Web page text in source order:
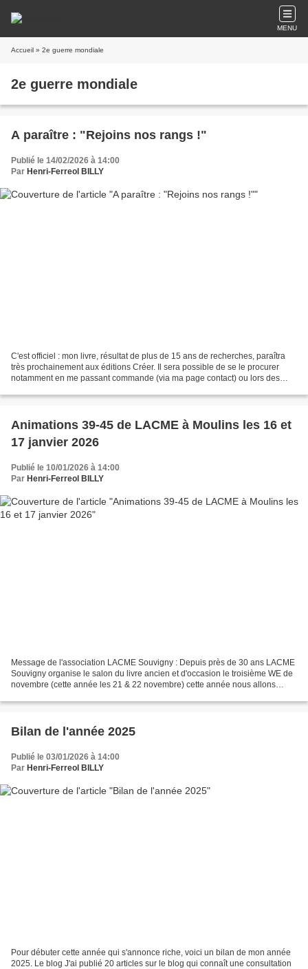
MENU
Accueil » 2e guerre mondiale
2e guerre mondiale
A paraître : "Rejoins nos rangs !"
Publié le 14/02/2026 à 14:00
Par Henri-Ferreol BILLY
C'est officiel : mon livre, résultat de plus de 15 ans de recherches, paraîtra
très prochainement aux éditions Créer. Il sera possible de se le procurer
notamment en me passant commande (via ma page contact) ou lors des
Animations 39-45 de LACME à Moulins les 16 et
17 janvier 2026
Publié le 10/01/2026 à 14:00
Par Henri-Ferreol BILLY
Message de l'association LACME Souvigny : Depuis près de 30 ans LACME
Souvigny organise le salon du livre ancien et d'occasion le troisième WE de
novembre (cette année les 21 & 22 novembre) cette année nous allons
Bilan de l'année 2025
Publié le 03/01/2026 à 14:00
Par Henri-Ferreol BILLY
Pour débuter cette année qui s'annonce riche, voici un bilan de mon année
2025. Le blog J'ai publié 20 articles sur le blog qui connaît une consultation